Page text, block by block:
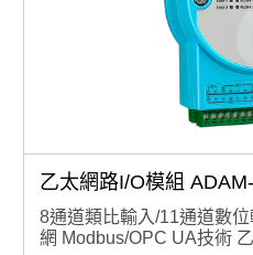
乙太網路I/O模組
8通道類比輸入/11通道數
網 Modbus/OPC UA技術